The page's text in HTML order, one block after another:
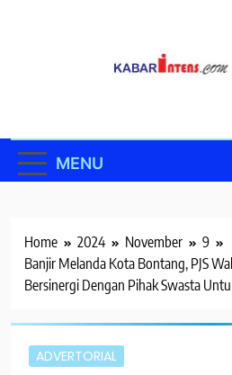
MENU
Home 2024 November
9
Banjir Melanda Kota Bontang, PJS
Bersinergi Dengan Pihak Swasta
ADVERTORIAL